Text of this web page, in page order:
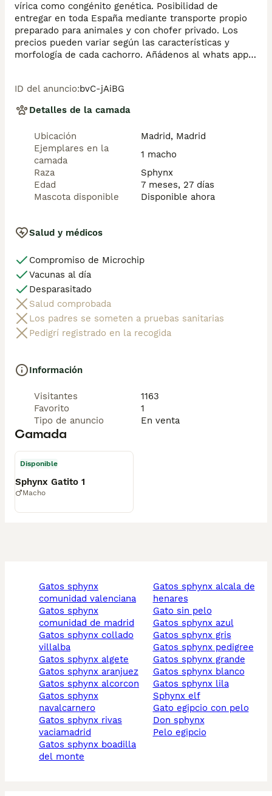
vírica como congénito genética. Posibilidad de
entregar en toda España mediante transporte propio
preparado para animales y con chofer privado. Los
precios pueden variar según las características y
morfología de cada cachorro. Añádenos al whats app o
ID del anuncio:bvC-jAiBG
Detalles de la camada
Ubicación
Madrid, Madrid
Ejemplares en la
camada
1 macho
Raza
Sphynx
Edad
7 meses, 27 días
Mascota disponible
Disponible ahora
Salud y médicos
Compromiso de Microchip
Vacunas al día
Desparasitado
Salud comprobada
Los padres se someten a pruebas sanitarias
Pedigrí registrado en la recogida
Información
Visitantes
1163
Favorito
1
Tipo de anuncio
En venta
Camada
Disponible
Sphynx Gatito 1
Macho
gatos sphynx
comunidad valenciana
gatos sphynx
comunidad de madrid
gatos sphynx collado
villalba
gatos sphynx algete
gatos sphynx aranjuez
gatos sphynx alcorcon
gatos sphynx
navalcarnero
gatos sphynx rivas
vaciamadrid
gatos sphynx boadilla
del monte
gatos sphynx alcala de
henares
gato sin pelo
gatos sphynx azul
gatos sphynx gris
gatos sphynx pedigree
gatos sphynx grande
gatos sphynx blanco
gatos sphynx lila
sphynx elf
gato egipcio con pelo
don sphynx
pelo egipcio